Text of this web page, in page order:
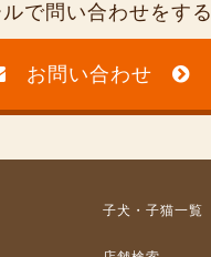
ルで問い合わせをする
お問い合わせ
子犬・子猫一覧